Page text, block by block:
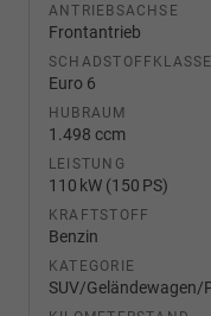
ANTRIEBSACHSE
Frontantrieb
SCHADSTOFFKLASSE
Euro 6
HUBRAUM
1.498 ccm
LEISTUNG
110 kW (150 PS)
KRAFTSTOFF
Benzin
KATEGORIE
SUV/Geländewagen/